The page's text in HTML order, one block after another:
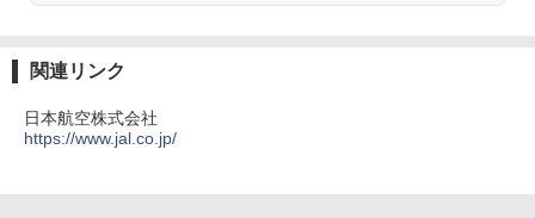
関連リンク
日本航空株式会社
https://www.jal.co.jp/